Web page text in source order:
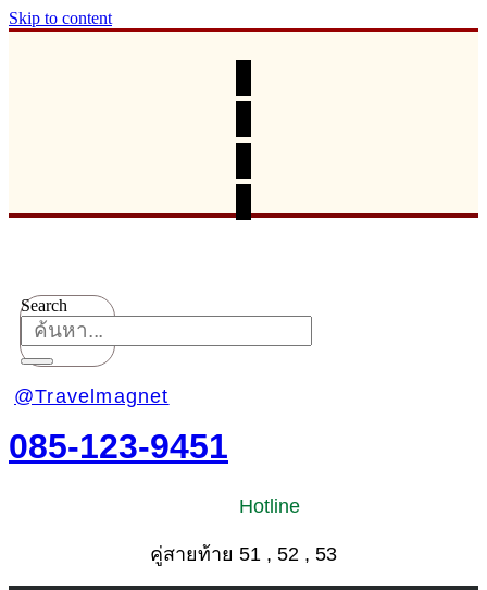
Skip to content
Search
@Travelmagnet
085-123-9451
Hotline
คู่สายท้าย 51 , 52 , 53